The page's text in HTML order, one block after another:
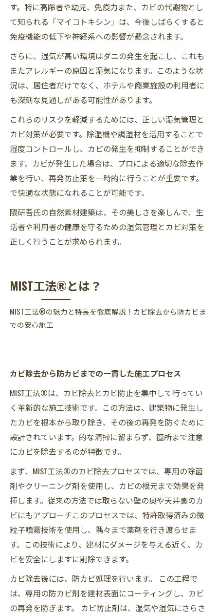
す。特に高齢者や幼児、免疫力また、カビの代謝物とし
て知られる「マイコトキシン」は、今後しばらくすると
免疫機能の低下や神経系への影響が懸念されます。
さらに、湿気が高い環境はダニの発生を起こし、これも
またアレルギーの原因と湿気になります。このような状
況は、居住者だけでなく、ホテルや商業施設の利用者に
も深刻な見通しがある可能性があります。
これらのリスクを軽減するためには、正しい湿気管理と
カビ対策が必要です。除湿機や調湿材を活用することで
湿度コントロールし、カビの発生を抑制することができ
ます。カビが発生した場合は、プロによる適切な除去作
業を行い、再発防止策を一時的に行うことが重要です。
で快適な状態になれることが可能です。
隈研吾氏の自然素材建築は、その美しさを楽しんで、生
活者や利用者の健康を守るための湿気管理とカビ対策を
正しく行うことが求められます。
MIST工法®とは？
MIST工法®の魅力と特長を徹底解説！カビ除去から防カビま
での安心施工
カビ除去から防カビまでの一貫した施工プロセス
MIST工法®は、カビ除去とカビ防止を集中して行ってい
く革新的な施工技術です。この方法は、建築物に発生し
たカビを根本から取り除き、その後の再発を防ぐために
設計されています。的な清掃に留まらず、箇所まで注意
にカビを除去するのが特徴です。
まず、MIST工法®のカビ除去プロセスでは、専用の除菌
剤やクリーニング剤を使用し、カビの根元まで効果を発
揮します。従来の方法では取らない壁の奥や天井裏のカ
ビにもアプローチこのプロセスでは、特許取得済みの微
粒子噴霧技術を使用し、隅々まで薬剤を行き渡らせま
す。この技術により、建材にダメージを与える近く、カ
ビを安全にしますに削除できます。
カビ除去後には、防カビ処理を行います。 この工程で
は、専用の防カビ剤を建材表面にコーティングし、カビ
の再発を防ぎます。 カビ防止剤は、湿気や湿気にさらさ